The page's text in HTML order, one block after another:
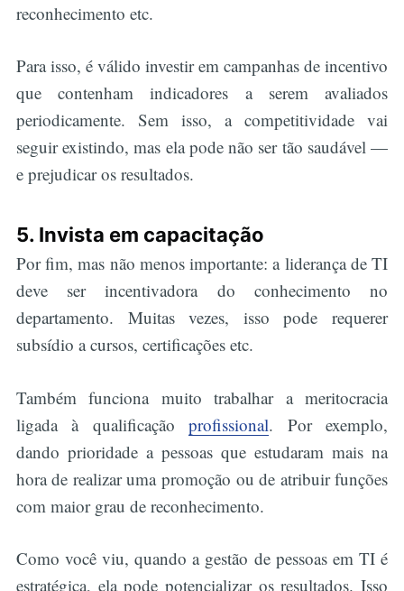
reconhecimento etc.
Para isso, é válido investir em campanhas de incentivo
que contenham indicadores a serem avaliados
periodicamente. Sem isso, a competitividade vai
seguir existindo, mas ela pode não ser tão saudável —
e prejudicar os resultados.
5. Invista em capacitação
Por fim, mas não menos importante: a liderança de TI
deve ser incentivadora do conhecimento no
departamento. Muitas vezes, isso pode requerer
subsídio a cursos, certificações etc.
Também funciona muito trabalhar a meritocracia
ligada à qualificaçãoprofissional. Por exemplo,
dando prioridade a pessoas que estudaram mais na
hora de realizar uma promoção ou de atribuir funções
com maior grau de reconhecimento.
Como você viu, quando a gestão de pessoas em TI é
estratégica, ela pode potencializar os resultados. Isso